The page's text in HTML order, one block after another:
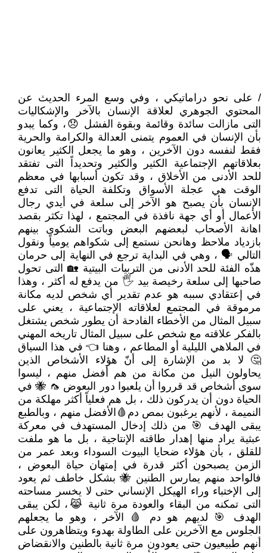
/ على نحو دراماتيكي ، وفي وسع المرء الحديث عن
المحتوي الجوهري لعلاقة الإنسان بالآخر والإشكاليات
التى مازالت سائدة وقائمة وبقوة الفشل 😞، وكما يبدو
بأن الإنسان في العموم يتمنى العدالة والكرامة والحرية
فقط لنفسه دون الآخرين ، وهو ما يجعل الكثير يعانون
بعلاقاتهم الإجتماعية الكثير والكثير وتحديداً التى تفتقد
للحد الأدنى من الأخلاق ، وقد تكون أسبابها في معظم
الوقت هي عجلة الأسواق وتكلفة الحياة التى تدفع
الإنسان بأن يصبح هو الآخر إلى سلعة في أيدي رجال
الأعمال أو أي جهة نافذة في المجتمع ، لهذا تكثر بقصد
اهانة الأصحاب لبعضهم البعض وباتت الشكوى بينهم
بازدياد ملاحظ وهانحن نستمع إلى شكواهم يومياً ونقول
التالي 🗣 ، وهي في البداية ترجع في النهاية إلى حرمان
هذّه الفئة للحد الأدنى من التربيات البيتية 🏡 التى تحول
صاحبها إلى سلعة رخيصة بيد 🖐 من يدفع له أكثر ، وهذا
في إعتقادي سببه هو عدم تقدير أي شخص لديه مكانة
مرموقة في المجتمع لعلاقاته الإجتماعية ، يعني على
سبيل المثال من الأخطاء الفادحة أن يطور شخص يشتغل
بالفكر علاقته مع شخص على سبيل المثال تاريخه المهني
في الملاهي الليلية أو المطاعم ، وهنا 👈 في هذا السياق
🤔 لا بد من الإشارة إلى أنّ هؤلاء الأشخاص الذين
يحاولون النيل من مكانة من هم أفضل منهم ، ليسوا
سوى أشخاص قد قرروا أن يلعبوا دور البعوض 🦟 🐝 في
الحياة دون أن يدركون ذلك ، بل هم فعلياً أكثر مهلكة من
النميمة ، لأنهم يرغبون بمص دم🩸الأفضل منهم ، وبالطبع
يبقى الهدف 🎯 من ذلك إدخال المستهدف في معركة
عبثية يراد منها إهدار طاقته الإنتاجية ، بل ما هو ملفت
للقلق ، بأن هؤلاء ضحايا البيوت السوداء وبعد عمر من
الزمن يصبحون أكثر قدرة في إمتهان حياة البعوض ،
فالواحد منهم يمارس الطنين 🐝 بشكل خاطف ثم يعود
إلى الإختباء وراء الهيكل الإنساني حتى لا يخسر مساحته
التى تمكنه من البقاء والعودة مرة ثانية 😹، لكن يبقى
الهدف 🎯 لديهم هو دم 🩸 الآخر ، وهو ما يجعلهم
الجلوس مع الآخرين على الطاولة بهدوء ويتظاهرون على
أنهم طبيعيون حتى يعودون مرة ثانية بالطنين والانقضاض